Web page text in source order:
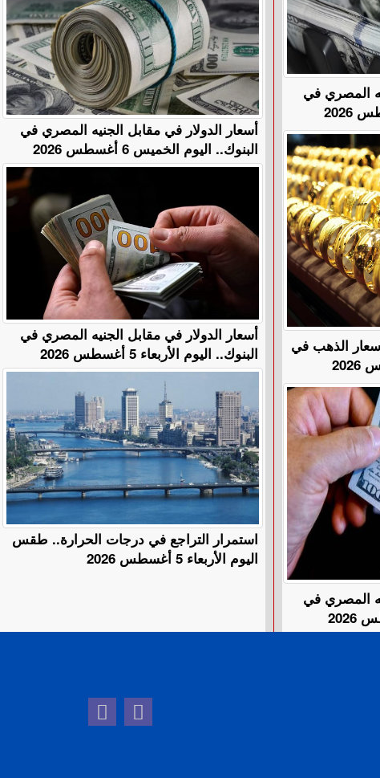
المصري في
جنيهًا.. أسعار الذهب في
المصري في
أسعار الدولار في مقابل الجنيه المصري في
البنوك.. اليوم الخميس 6 أغسطس 2026
أسعار الدولار في مقابل الجنيه المصري في
البنوك.. اليوم الأربعاء 5 أغسطس 2026
استمرار التراجع في درجات الحرارة.. طقس
اليوم الأربعاء 5 أغسطس 2026